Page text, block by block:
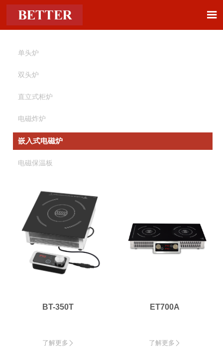

单头炉
双头炉
直立式柜炉
电磁炸炉
嵌入式电磁炉
电磁保温板
BT-350T
了解更多 
ET700A
了解更多 